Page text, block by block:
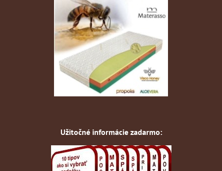
Užitočné informácie zadarmo: